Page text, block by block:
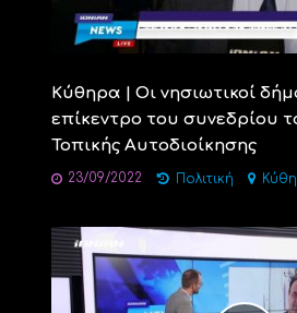
Κύθηρα | Οι νησιωτικοί
επίκεντρο του συνεδρίου
Τοπικής Αυτοδιοίκησης
23/09/2022 Πολιτική